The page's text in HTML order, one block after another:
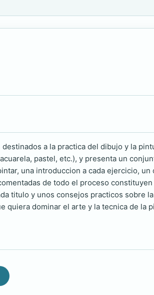
a la practica del dibujo y la
pastel, etc.), y presenta un
una introduccion a cada ejercicio, un
de todo el proceso constituyen
titulo y unos consejos practicos sobre
quiera dominar el arte y la tecnica de la